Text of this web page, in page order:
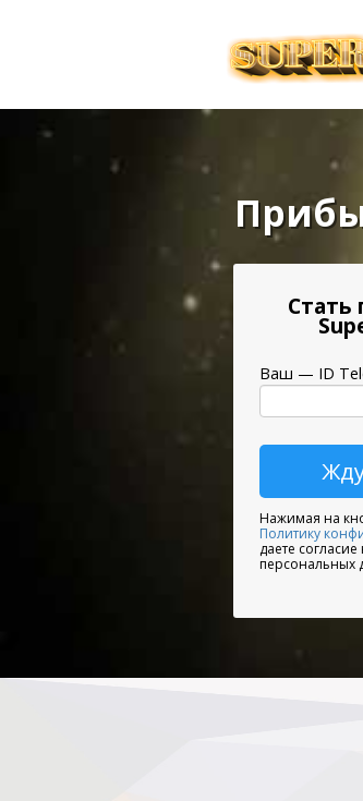
Стать
Ваш — ID
Нажимая на
Политику
даете
персональных